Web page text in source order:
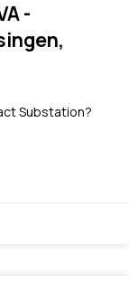
-
Substation?